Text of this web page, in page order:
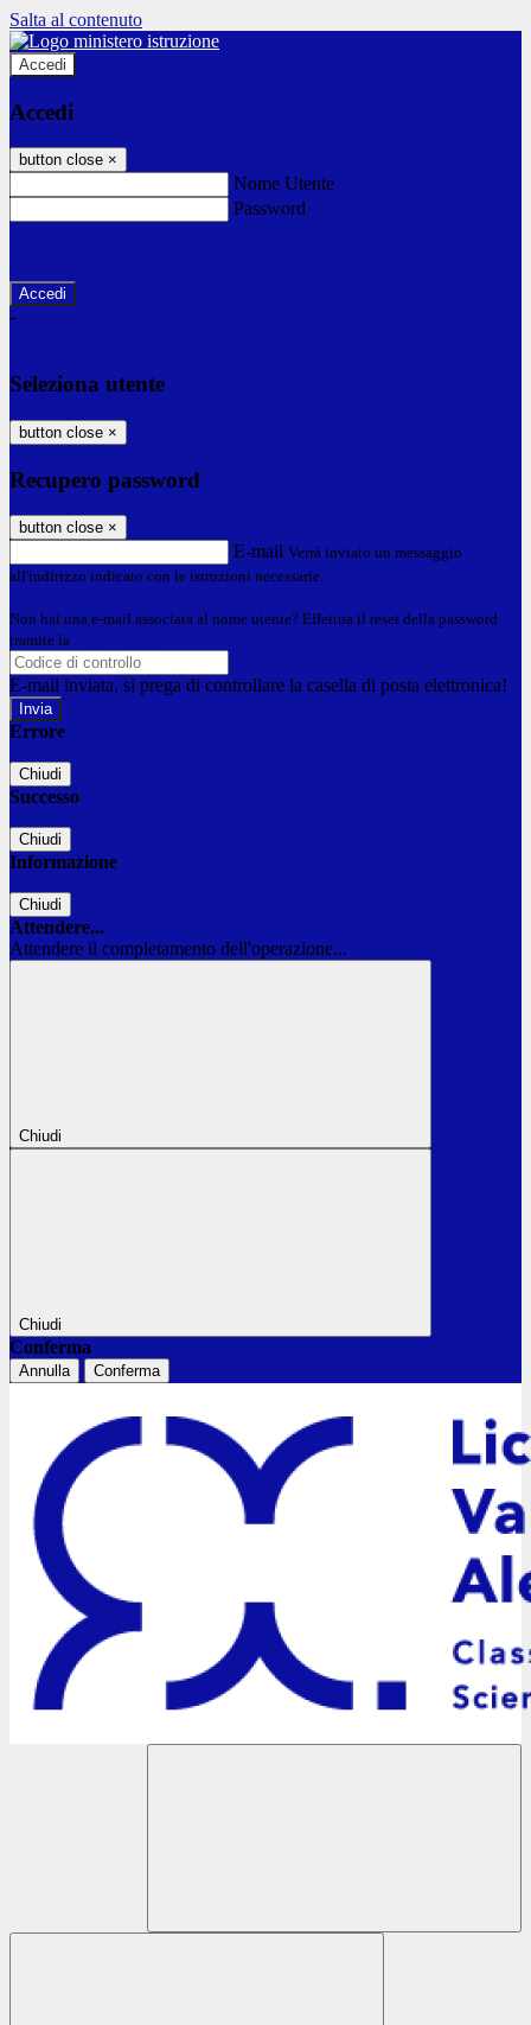
Salta al contenuto
Accedi
Accedi
button close ×
Nome Utente
Password
-
Seleziona utente
button close ×
Recupero password
button close ×
E-mail Verrà inviato un messaggio
all'indirizzo indicato con le istruzioni necessarie.
Non hai una e-mail associata al nome utente? Effettua il reset della password
tramite la
E-mail inviata, si prega di controllare la casella di posta elettronica!
Errore
Chiudi
Successo
Chiudi
Informazione
Chiudi
Attendere...
Attendere il completamento dell'operazione...
Chiudi
Chiudi
Conferma
Annulla Conferma